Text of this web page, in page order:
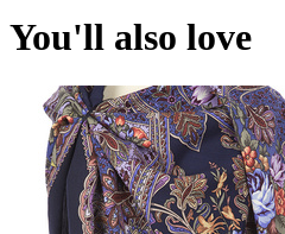
You'll also love